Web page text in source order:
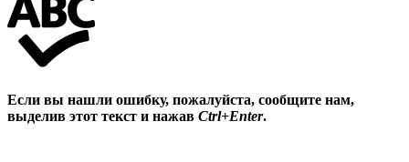
Если вы нашли ошибку, пожалуйста, сообщите нам,
выделив этот текст и нажав Ctrl+Enter.